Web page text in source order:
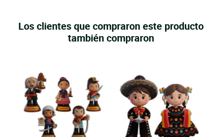
Los clientes que compraron este producto
también compraron